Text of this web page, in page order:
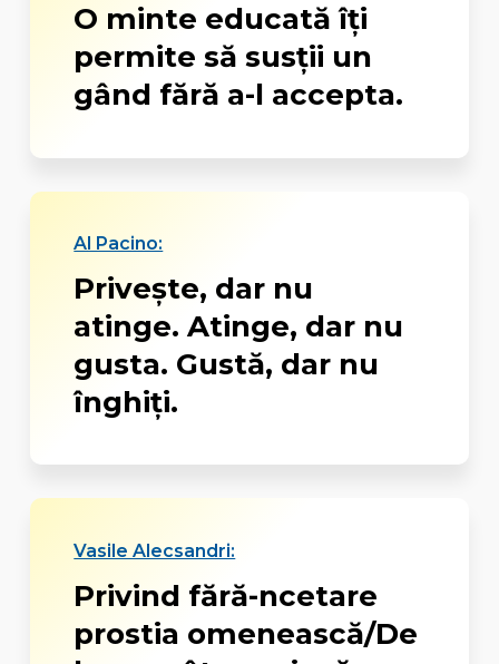
O minte educată îți
permite să susții un
gând fără a-l accepta.
Al Pacino:
Privește, dar nu
atinge. Atinge, dar nu
gusta. Gustă, dar nu
înghiți.
Vasile Alecsandri:
Privind fără-ncetare
prostia omenească/De